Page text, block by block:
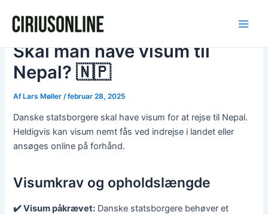
indholdet
Skal man have visum til
Nepal? 🇳🇵
AfLars Møller /februar 28, 2025
Danske statsborgere skal have visum for at rejse til Nepal.
Heldigvis kan visum nemt fås ved indrejse i landet eller
ansøges online på forhånd.
Visumkrav og opholdslængde
✔️ Visum påkrævet: Danske statsborgere behøver et
navigation